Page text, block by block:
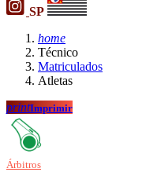
SP
home
Técnico
Matriculados
Atletas
printImprimir
Árbitros